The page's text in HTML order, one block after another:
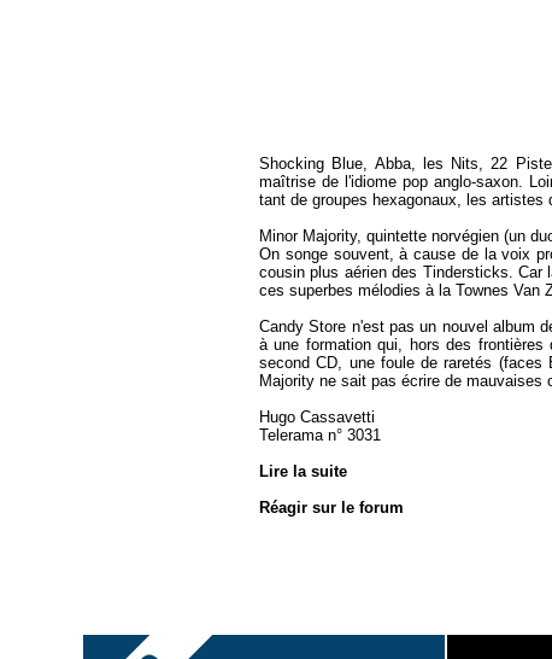
Shocking Blue, Abba, les Nits, 22
maîtrise de l'idiome pop anglo-saxon.
tant de groupes hexagonaux, les artistes
Minor Majority, quintette norvégien (un
On ­songe souvent, à cause de la voix
cousin plus aérien des Tindersticks. Car
ces superbes mélodies à la Townes Van
Candy Store n'est pas un nouvel album
à une formation qui, hors des
second CD, une foule de raretés
Majority ne sait pas écrire de mauvaises
Hugo Cassavetti
Telerama n° 3031
Lire la suite
Réagir sur le forum